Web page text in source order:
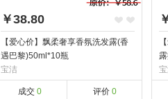
￥38.80
【爱心价】飘柔奢享香氛洗发露(香
遇巴黎)50ml*10瓶
宝洁
成交0 评价 0